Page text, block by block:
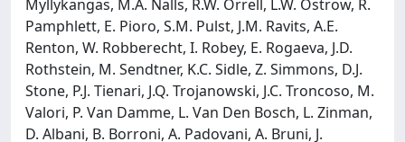
Myllykangas, M.A. Nalls, R.W. Orrell, L.W. Ostrow, R.
Pamphlett, E. Pioro, S.M. Pulst, J.M. Ravits, A.E.
Renton, W. Robberecht, I. Robey, E. Rogaeva, J.D.
Rothstein, M. Sendtner, K.C. Sidle, Z. Simmons, D.J.
Stone, P.J. Tienari, J.Q. Trojanowski, J.C. Troncoso, M.
Valori, P. Van Damme, L. Van Den Bosch, L. Zinman,
D. Albani, B. Borroni, A. Padovani, A. Bruni, J.